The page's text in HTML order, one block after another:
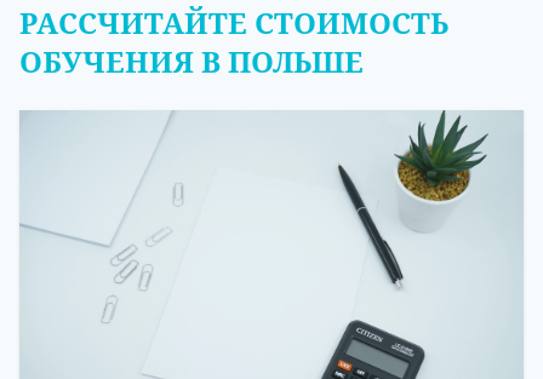
РАССЧИТАЙТЕ СТОИМОСТЬ
ОБУЧЕНИЯ В ПОЛЬШЕ